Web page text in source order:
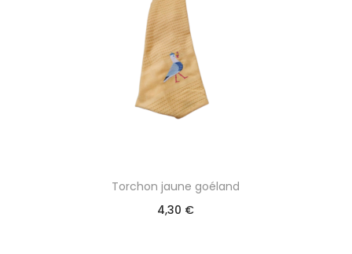
Torchon jaune goéland
4,30 €